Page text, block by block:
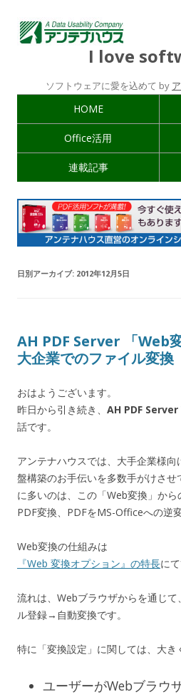
I love
ソフトウェアに愛を込めて by
HOME
Office活用
連載記事
日別アーカイブ: 2012年12月5日
AH PDF Server 「Web
大企業でのファイル変換
おはようございます。
昨日から引き続き、 AH PDF
話です。
アンテナハウスでは、大手企業様
盤構築のお手伝いを多数手がけさ
に多いのは、この「Web変換」か
PDF変換、PDFをMS-Officeへの逆変
Web変換の仕組みは
『Web 変換オプション』の特長に
流れは、Webブラウザからを通じ
ル登録→自動変換です。
特に「変換設定」に関しては、大き
ユーザーがWebブラ